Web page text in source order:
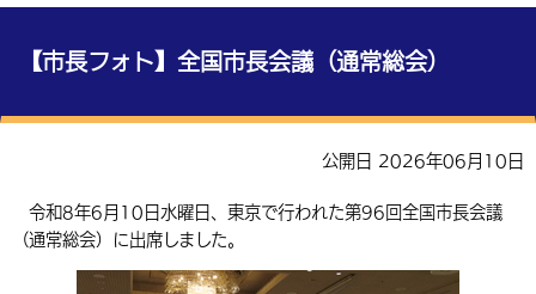
言語を選択
英語（English） 中国語（簡体字）
総合メニュー
保険・年金
福祉・介護 健康・予防
税金
入札・契約 産業・雇用
子育て・教育
【市長フォト】全国市長会議（通常総会）
公開日 2026年06月10日
令和8年6月10日水曜日、東京で行われた第96回全国市長会議
（通常総会）に出席しました。